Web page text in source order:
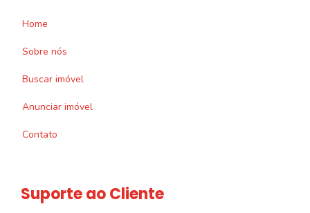
Home
Sobre nós
Buscar imóvel
Anunciar imóvel
Contato
Suporte ao Cliente